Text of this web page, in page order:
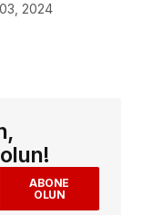
2024
ABONE
OLUN